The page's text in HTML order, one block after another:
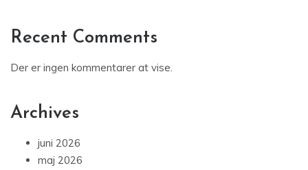
Recent Comments
Der er ingen kommentarer at vise.
Archives
juni 2026
maj 2026